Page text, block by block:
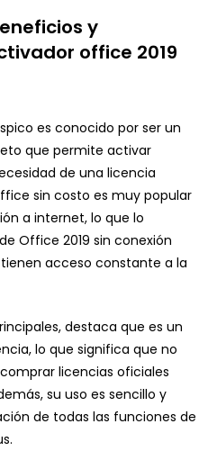
y
office 2019
es conocido por ser un
que permite activar
de una licencia
sin costo es muy popular
a internet, lo que lo
Office 2019 sin conexión
acceso constante a la
destaca que es un
lo que significa que no
licencias oficiales
su uso es sencillo y
de todas las funciones de